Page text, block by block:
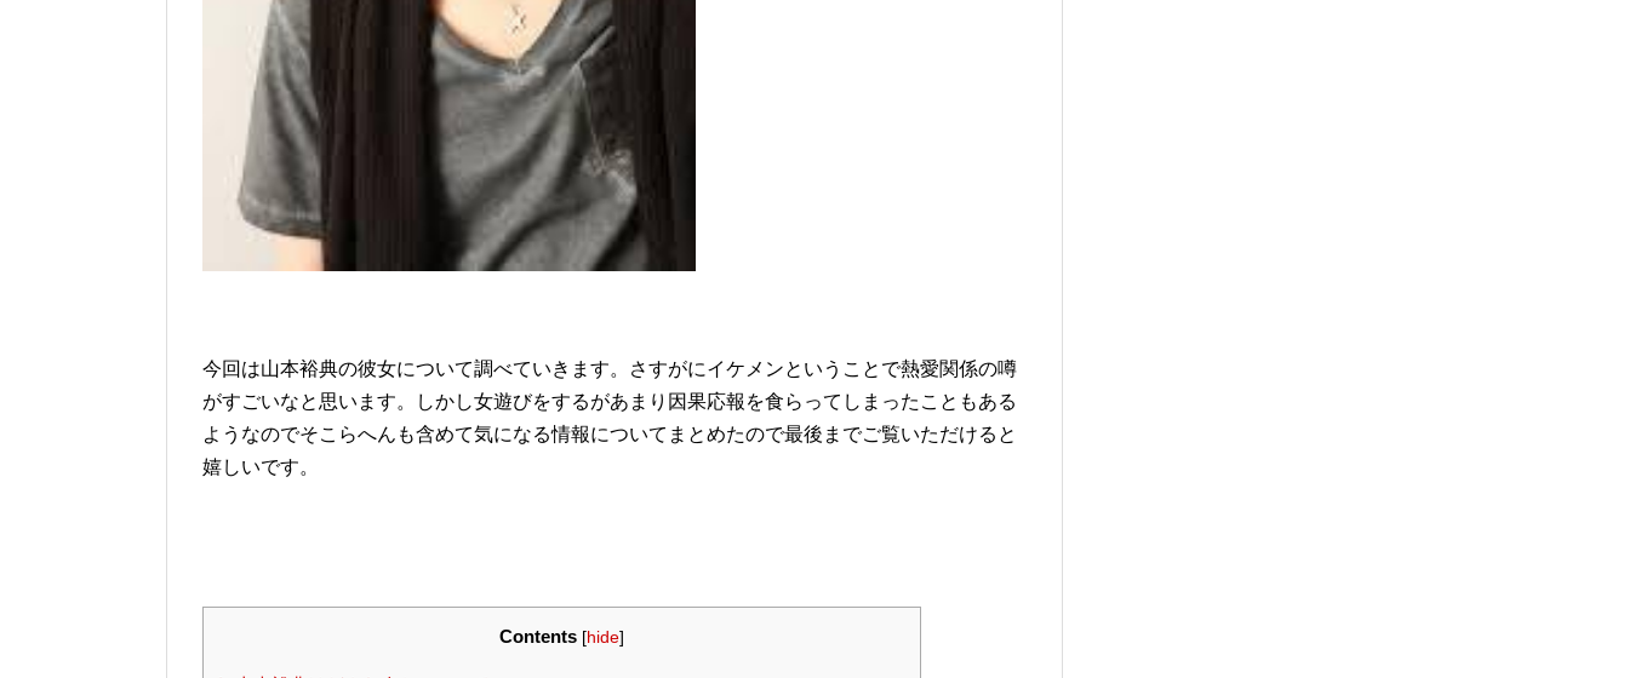
今回は山本裕典の彼女について調べていきます。さすがにイケメンということで熱愛関係の噂
がすごいなと思います。しかし女遊びをするがあまり因果応報を食らってしまったこともある
ようなのでそこらへんも含めて気になる情報についてまとめたので最後までご覧いただけると
嬉しいです。
Contents [hide]